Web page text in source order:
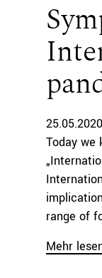
25.05.2020
Today we
range of
Mehr